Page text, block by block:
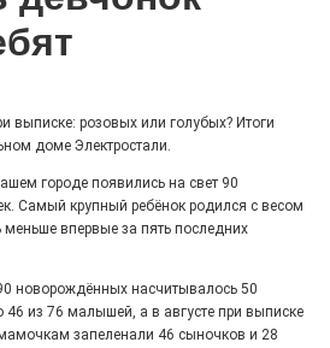
героизма» — новый масштабный
приглашает к
им. Олега Коняшина.
выписке: розовых или голубых? Итоги
доме Электростали.
городе появились на свет 90
Самый крупный ребёнок родился с весом
впервые за пять последних
новорождённых насчитывалось 50
из 76 малышей, а в августе при выписке
запеленали 46 сыночков и 28